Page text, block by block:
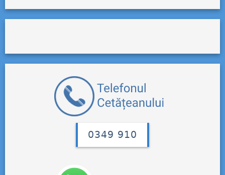
0349 910